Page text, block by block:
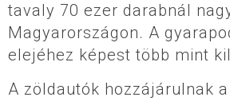
tavaly 70 ezer darabnál
Magyarországon. A
elejéhez képest több mint
A zöldautók hozzájárulnak